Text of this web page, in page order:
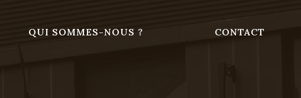
QUI SOMMES-NOUS ? CONTACT